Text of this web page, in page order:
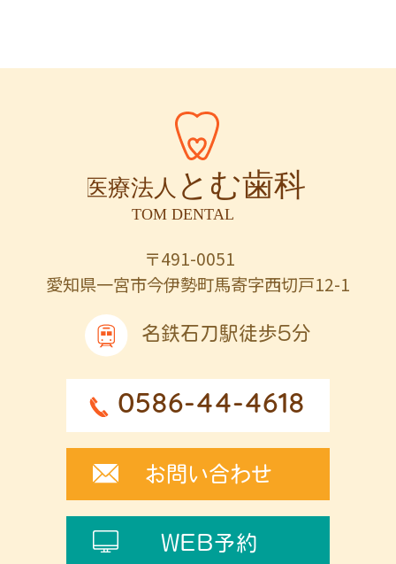
〒491-0051
愛知県一宮市今伊勢町馬寄字西切戸12-1
名鉄石刀駅徒歩5分
0586-44-4618
お問い合わせ
WEB予約